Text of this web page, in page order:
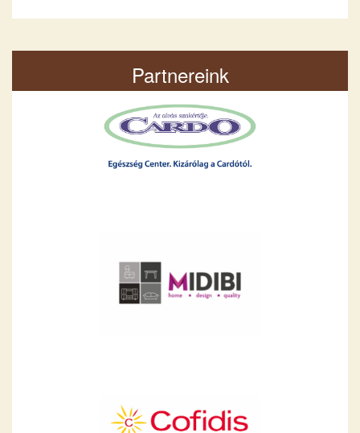
Partnereink